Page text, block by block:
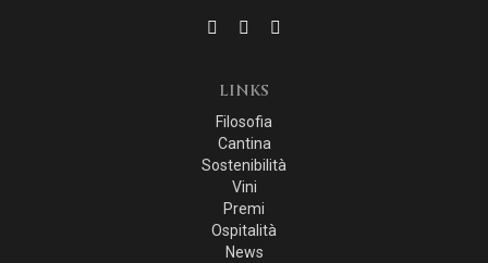
LINKS
Filosofia
Cantina
Sostenibilità
Vini
Premi
Ospitalità
News